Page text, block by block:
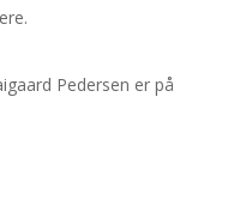
Pedersen er på